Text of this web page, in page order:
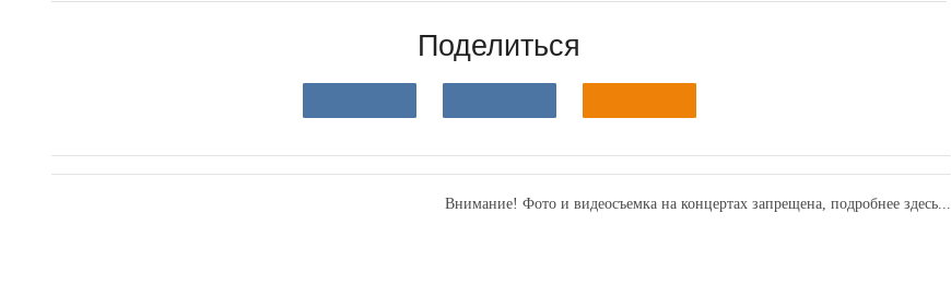
Поделиться
Внимание! Фото и видеосъемка на концертах запрещена,подробнее здесь...